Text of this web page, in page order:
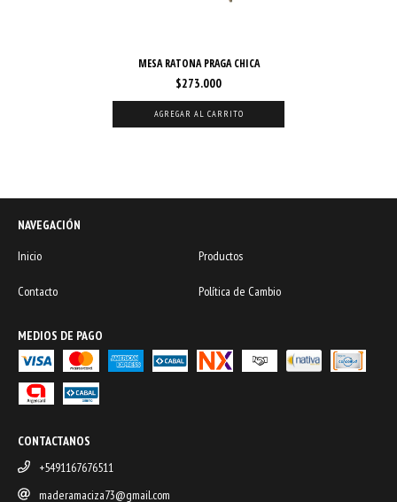
MESA RATONA PRAGA CHICA
$273.000
NAVEGACIÓN
Inicio
Productos
Contacto Política de Cambio
MEDIOS DE PAGO
CONTACTANOS
+5491167676511
maderamaciza73@gmail.com